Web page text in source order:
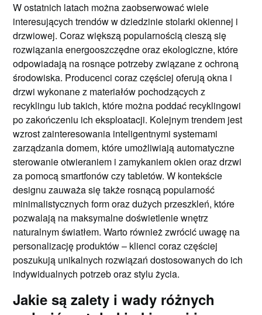
W ostatnich latach można zaobserwować wiele
interesujących trendów w dziedzinie stolarki okiennej i
drzwiowej. Coraz większą popularnością cieszą się
rozwiązania energooszczędne oraz ekologiczne, które
odpowiadają na rosnące potrzeby związane z ochroną
środowiska. Producenci coraz częściej oferują okna i
drzwi wykonane z materiałów pochodzących z
recyklingu lub takich, które można poddać recyklingowi
po zakończeniu ich eksploatacji. Kolejnym trendem jest
wzrost zainteresowania inteligentnymi systemami
zarządzania domem, które umożliwiają automatyczne
sterowanie otwieraniem i zamykaniem okien oraz drzwi
za pomocą smartfonów czy tabletów. W kontekście
designu zauważa się także rosnącą popularność
minimalistycznych form oraz dużych przeszkleń, które
pozwalają na maksymalne doświetlenie wnętrz
naturalnym światłem. Warto również zwrócić uwagę na
personalizację produktów – klienci coraz częściej
poszukują unikalnych rozwiązań dostosowanych do ich
indywidualnych potrzeb oraz stylu życia.
Jakie są zalety i wady różnych